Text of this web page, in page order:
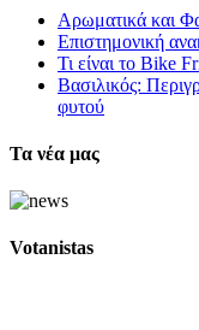
Αρωματικά και
Επιστημονική
Τι είναι το Bike
Βασιλικός:
φυτού
Τα νέα μας
Votanistas